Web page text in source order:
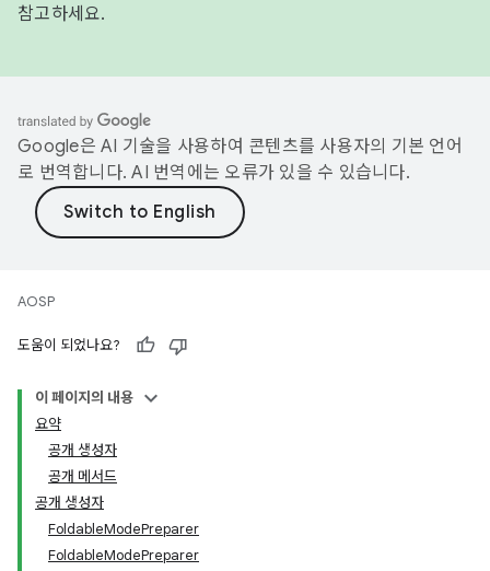
참고하세요.
Google은 AI 기술을 사용하여 콘텐츠를 사용자의 기본 언어
로 번역합니다. AI 번역에는 오류가 있을 수 있습니다.
AOSP
도움이 되었나요?
이 페이지의 내용
요약
공개 생성자
공개 메서드
공개 생성자
FoldableModePreparer
FoldableModePreparer